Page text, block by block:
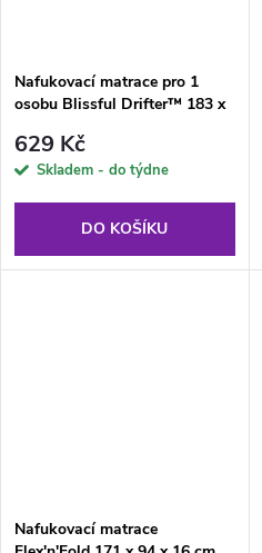
Nafukovací matrace pro 1
osobu Blissful Drifter™ 183 x
629 Kč
Skladem - do týdne
DO KOŠÍKU
Nafukovací matrace